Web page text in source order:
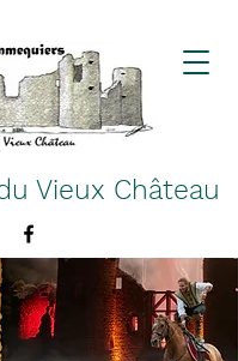
Vieux Château